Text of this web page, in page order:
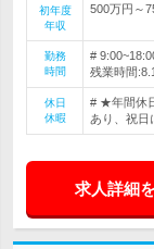
初年度
年収
500万円～
勤務
時間
#
残業時間
休日
休暇
# ★年間休
あり、祝日
求人詳細